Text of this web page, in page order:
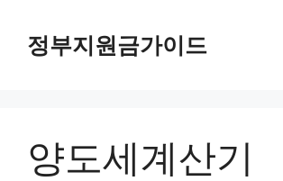
정부지원금가이드
양도세계산기